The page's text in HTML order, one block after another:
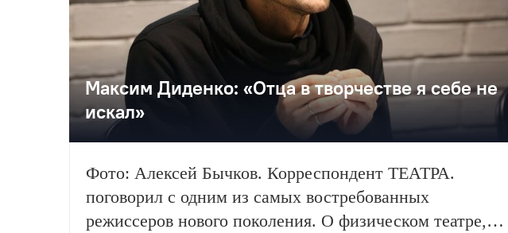
Максим Диденко: «Отца в творчестве я себе не
искал»
Фото: Алексей Бычков. Корреспондент ТЕАТРА.
поговорил с одним из самых востребованных
режиссеров нового поколения. О физическом театре,